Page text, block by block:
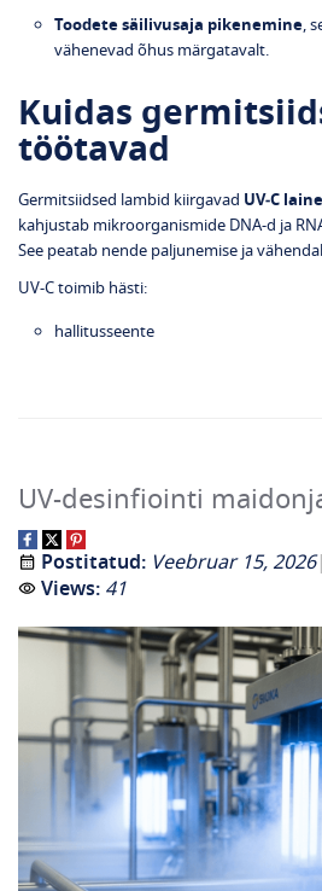
Toodete säilivusaja pikenemine,
vähenevad õhus märgatavalt.
Kuidas
töötavad
Germitsiidsed lambid kiirgavad UV‑C
kahjustab mikroorganismide DNA‑d ja
See peatab nende paljunemise ja
UV‑C toimib hästi:
hallitusseente
UV-desinfiointi
Postitatud: Veebruar 15, 2026
Views: 41